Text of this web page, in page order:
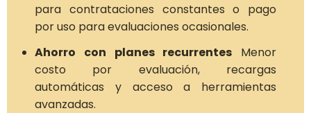
para contrataciones constantes o pago
por uso para evaluaciones ocasionales.
Ahorro con planes recurrentes Menor
costo por evaluación, recargas
automáticas y acceso a herramientas
avanzadas.